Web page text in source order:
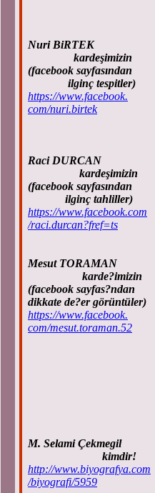
Nuri BiRTEK
kardeşimizin
(facebook sayfasından
ilginç tespitler)
https://www.facebook.
com/nuri.birtek
Raci DURCAN
kardeşimizin
(facebook sayfasından
ilginç tahliller)
https://www.facebook.com
/raci.durcan?fref=ts
Mesut TORAMAN
karde?imizin
(facebook sayfas?ndan
dikkate de?er görüntüler)
https://www.facebook.
com/mesut.toraman.52
M. Selami Çekmegil
kimdir!
http://www.biyografya.com
/biyografi/5959